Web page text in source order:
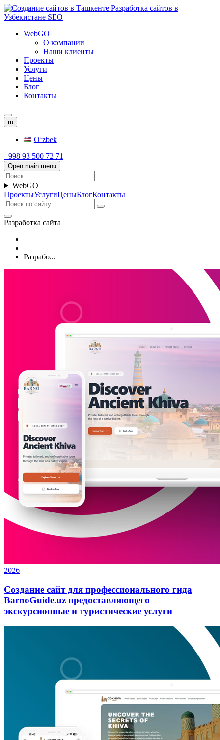
WebGO
О компании
Наши клиенты
Проекты
Услуги
Цены
Блог
Контакты
ru
Oʻzbek
+998 93 500 72 71
Open main menu
WebGO
ПроектыУслугиЦеныБлогКонтакты
Разработка сайта
Разрабо...
2026
Создание сайт для профессионального гида
BarnoGuide.uz предоставляющего
экскурсионные и туристические услуги